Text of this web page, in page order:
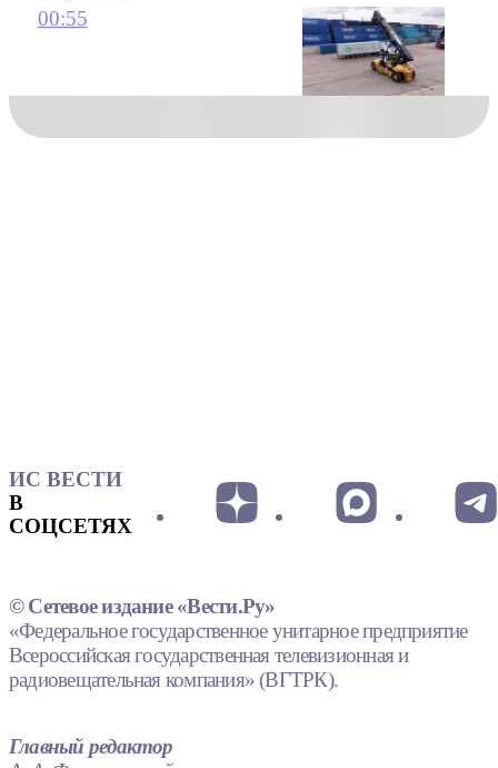
00:55
ИС ВЕСТИ
В
СОЦСЕТЯХ
© Сетевое издание «Вести.Ру»
«Федеральное государственное унитарное предприятие
Всероссийская государственная телевизионная и
радиовещательная компания» (ВГТРК).
Главный редактор